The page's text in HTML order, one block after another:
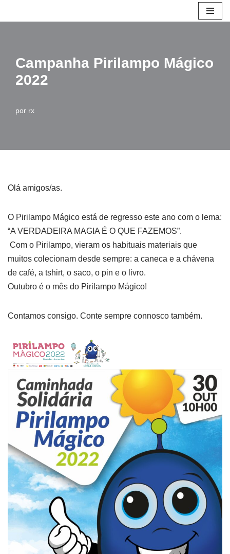
conteúdo
Campanha Pirilampo Mágico
2022
por rx
Olá amigos/as.
O Pirilampo Mágico está de regresso este ano com o lema:
“A VERDADEIRA MAGIA É O QUE FAZEMOS”.
Com o Pirilampo, vieram os habituais materiais que
muitos colecionam desde sempre: a caneca e a chávena
de café, a tshirt, o saco, o pin e o livro.
Outubro é o mês do Pirilampo Mágico!
Contamos consigo. Conte sempre connosco também.